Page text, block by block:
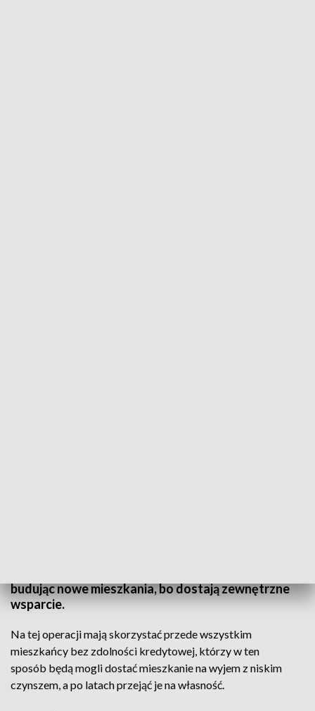
budując nowe mieszkania, bo dostają zewnętrzne
wsparcie.
Na tej operacji mają skorzystać przede wszystkim
mieszkańcy bez zdolności kredytowej, którzy w ten
sposób będą mogli dostać mieszkanie na wyjem z niskim
czynszem, a po latach przejąć je na własność.